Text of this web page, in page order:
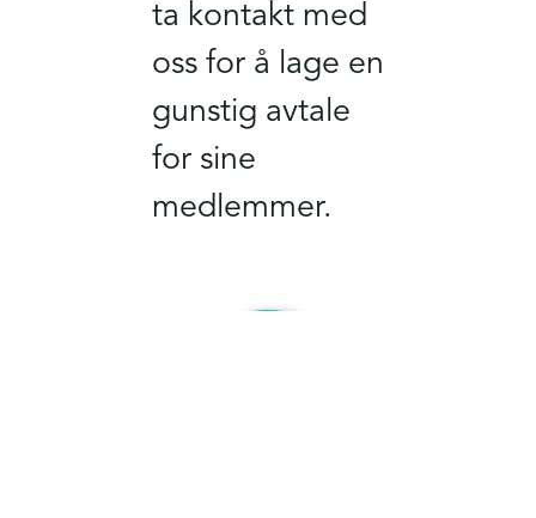
ta kontakt med
oss for å lage en
gunstig avtale
for sine
medlemmer.